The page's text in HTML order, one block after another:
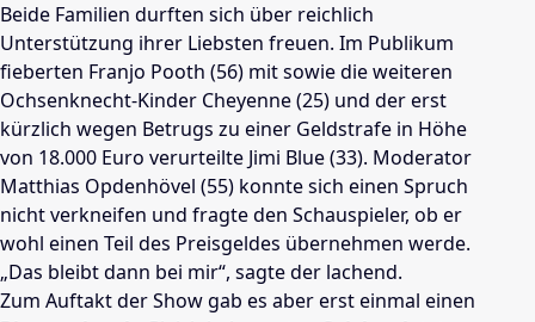
Beide Familien durften sich über reichlich
Unterstützung ihrer Liebsten freuen. Im Publikum
fieberten Franjo Pooth (56) mit sowie die weiteren
Ochsenknecht-Kinder Cheyenne (25) und der erst
kürzlich wegen Betrugs zu einer Geldstrafe in Höhe
von 18.000 Euro verurteilte Jimi Blue (33). Moderator
Matthias Opdenhövel (55) konnte sich einen Spruch
nicht verkneifen und fragte den Schauspieler, ob er
wohl einen Teil des Preisgeldes übernehmen werde.
„Das bleibt dann bei mir“, sagte der lachend.
Zum Auftakt der Show gab es aber erst einmal einen